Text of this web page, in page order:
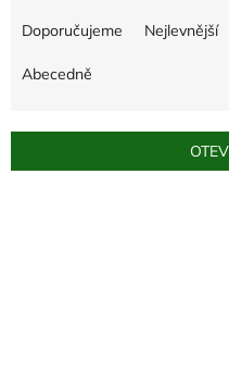
r
Doporučujeme Nejlevnější
Abecedně